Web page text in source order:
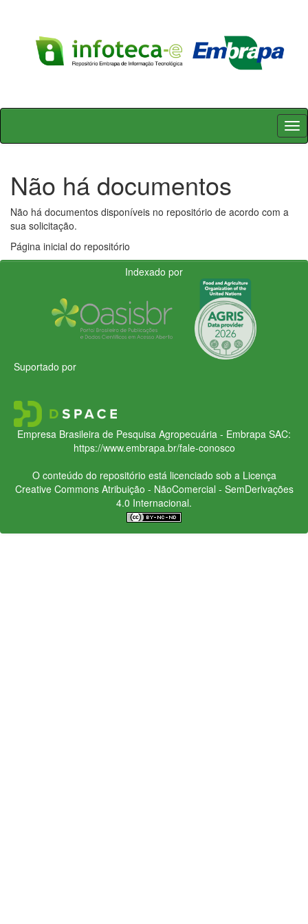
Skip
Não há documentos
Não há documentos disponíveis no repositório de acordo com a
sua solicitação.
Página inicial do repositório
Indexado por
Suportado por
Empresa Brasileira de Pesquisa Agropecuária - Embrapa SAC:
https://www.embrapa.br/fale-conosco
O conteúdo do repositório está licenciado sob a Licença
Creative CommonsAtribuição - NãoComercial - SemDerivações
4.0 Internacional.